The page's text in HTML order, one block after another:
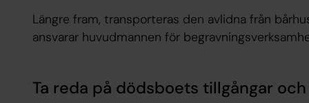
Längre fram, transporteras den avlidna från
ansvarar huvudmannen för
Ta reda på dödsboets tillgångar